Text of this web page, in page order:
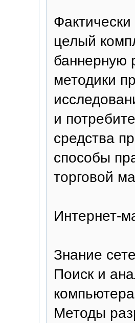
целый
баннерную
методики
и
средства
способы
торговой
Интернет-
Знание
Поиск и
компьютера
Методы